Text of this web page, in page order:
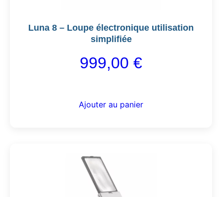
Luna 8 – Loupe électronique utilisation
simplifiée
999,00 €
Ajouter au panier